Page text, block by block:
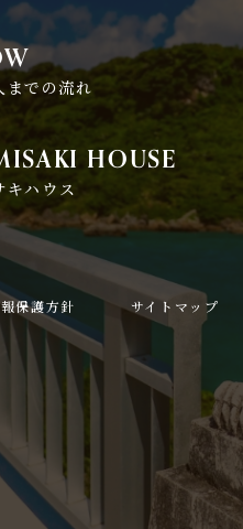
までの流れ
HOUSE
キハウス
保護方針 サイトマップ